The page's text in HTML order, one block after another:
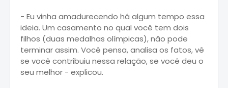
- Eu vinha amadurecendo há algum tempo essa
ideia. Um casamento no qual você tem dois
filhos (duas medalhas olímpicas), não pode
terminar assim. Você pensa, analisa os fatos, vê
se você contribuiu nessa relação, se você deu o
seu melhor - explicou.